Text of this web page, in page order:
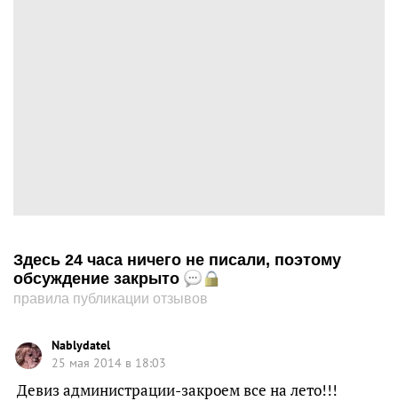
Здесь 24 часа ничего не писали, поэтому
обсуждение закрыто
правила публикации отзывов
Nablydatel
25 мая 2014 в 18:03
Девиз администрации-закроем все на лето!!!